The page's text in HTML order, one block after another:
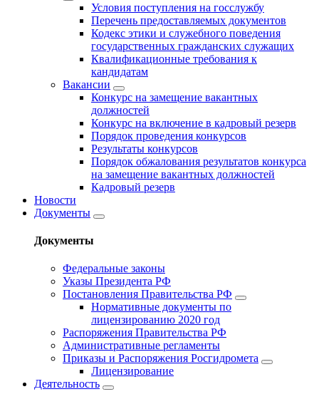
Условия поступления на госслужбу
Перечень предоставляемых документов
Кодекс этики и служебного поведения
государственных гражданских служащих
Квалификационные требования к
кандидатам
Вакансии
Конкурс на замещение вакантных
должностей
Конкурс на включение в кадровый резерв
Порядок проведения конкурсов
Результаты конкурсов
Порядок обжалования результатов конкурса
на замещение вакантных должностей
Кадровый резерв
Новости
Документы
Документы
Федеральные законы
Указы Президента РФ
Постановления Правительства РФ
Нормативные документы по
лицензированию 2020 год
Распоряжения Правительства РФ
Административные регламенты
Приказы и Распоряжения Росгидромета
Лицензирование
Деятельность